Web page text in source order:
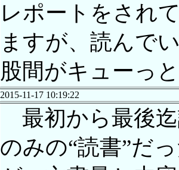
レポートをされ
ますが、読んで
股間がキューっ
2015-11-17 10:19:22
最初から最後
のみの“読書”だ